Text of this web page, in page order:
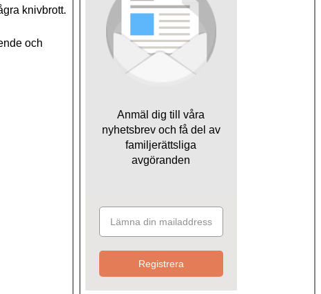
knivbrott.
och
Anmäl dig till våra
nyhetsbrev och få del av
familjerättsliga
avgöranden
Registrera